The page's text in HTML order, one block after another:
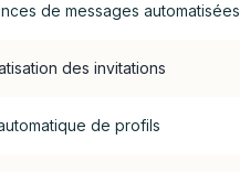
de messages automatisées
des invitations
de profils